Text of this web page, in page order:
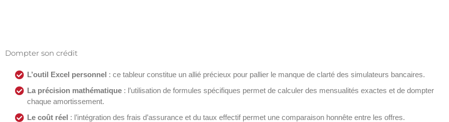
Dompter son crédit
L’outil Excel personnel : ce tableur constitue un allié précieux pour pallier le manque de clarté des simulateurs bancaires.
La précision mathématique : l’utilisation de formules spécifiques permet de calculer des mensualités exactes et de dompter
chaque amortissement.
Le coût réel : l’intégration des frais d’assurance et du taux effectif permet une comparaison honnête entre les offres.